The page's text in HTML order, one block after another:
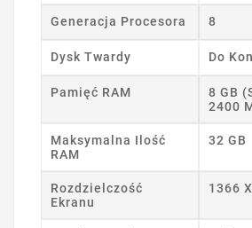
Generacja Procesora 8
Dysk Twardy Do
Pamięć RAM
8 GB
2400
Maksymalna Ilość
RAM
32 GB
Rozdzielczość
Ekranu
1366